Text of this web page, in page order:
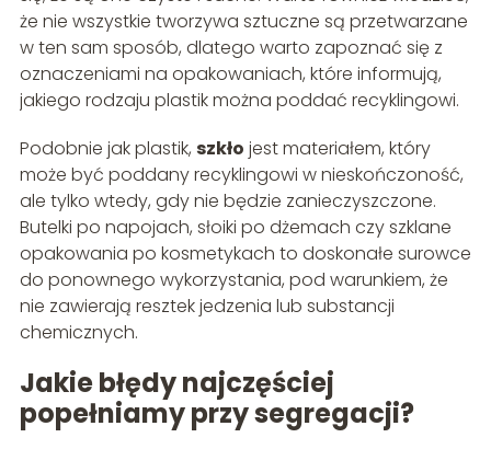
że nie wszystkie tworzywa sztuczne są przetwarzane
w ten sam sposób, dlatego warto zapoznać się z
oznaczeniami na opakowaniach, które informują,
jakiego rodzaju plastik można poddać recyklingowi.
Podobnie jak plastik, szkło jest materiałem, który
może być poddany recyklingowi w nieskończoność,
ale tylko wtedy, gdy nie będzie zanieczyszczone.
Butelki po napojach, słoiki po dżemach czy szklane
opakowania po kosmetykach to doskonałe surowce
do ponownego wykorzystania, pod warunkiem, że
nie zawierają resztek jedzenia lub substancji
chemicznych.
Jakie błędy najczęściej
popełniamy przy segregacji?